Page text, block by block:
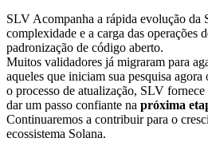
SLV Acompanha a rápida evolução da
complexidade e a carga das operações
padronização de código aberto.
Muitos validadores já migraram para
aqueles que iniciam sua pesquisa agora
o processo de atualização, SLV
dar um passo confiante na próxima
Continuaremos a contribuir para o
ecossistema Solana.